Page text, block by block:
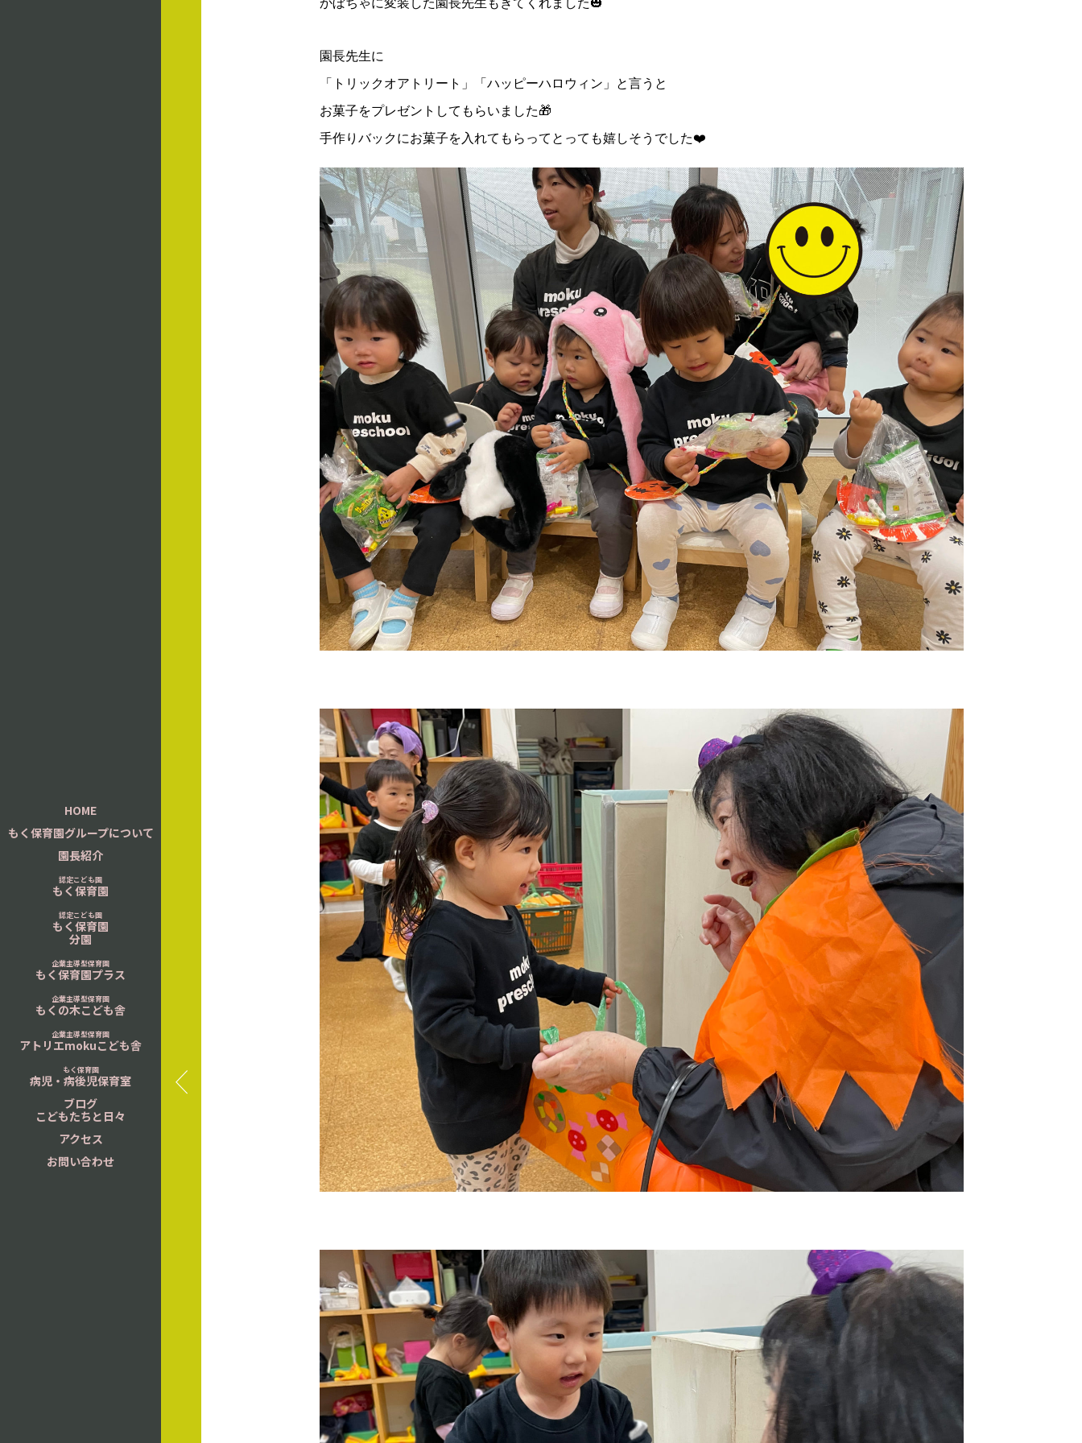
HOME
もく保育園グループについて
園長紹介
認定こども園
もく保育園
認定こども園
もく保育園
分園
企業主導型保育園
もく保育園プラス
企業主導型保育園
もくの木こども舎
企業主導型保育園
アトリエmokuこども舎
もく保育園
病児・病後児保育室
ブログ
こどもたちと日々
アクセス
お問い合わせ
園長先生に
「トリックオアトリート」「ハッピーハロウィン」と言うと
お菓子をプレゼントしてもらいました🎁
手作りバックにお菓子を入れてもらってとっても嬉しそうでした❤️